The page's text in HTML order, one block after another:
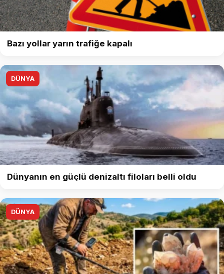
Bazı yollar yarın trafiğe kapalı
DÜNYA
Dünyanın en güçlü denizaltı filoları belli oldu
DÜNYA